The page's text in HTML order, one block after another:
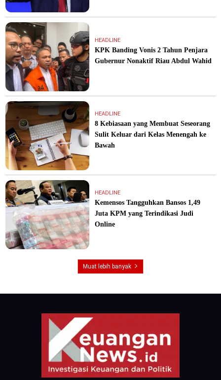
HEADLINE
KPK Banding Vonis 2 Tahun Penjara
Gubernur Nonaktif Riau Abdul Wahid
HEADLINE
8 Kebiasaan yang Membuat Seseorang
Sulit Keluar dari Kelas Menengah ke
Bawah
HEADLINE
Kemensos Tangguhkan Bansos 1,49
Juta KPM yang Terindikasi Judi
Online
Muat lebih banyak